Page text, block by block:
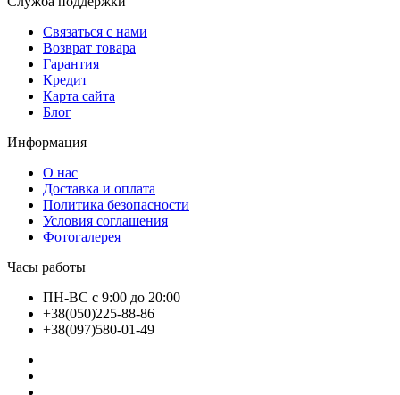
Связаться с нами
Возврат товара
Гарантия
Кредит
Карта сайта
Блог
Информация
О нас
Доставка и оплата
Политика безопасности
Условия соглашения
Фотогалерея
Часы работы
ПН-ВС с 9:00 до 20:00
+38(050)225-88-86
+38(097)580-01-49